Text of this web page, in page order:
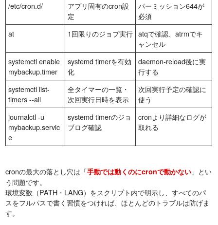
/etc/cron.d/
アプリ固有のcron設
定
パーミッション644が
必須
at
1回限りのジョブ実行 atqで確認、atrmでキ
ャンセル
systemctl enable
mybackup.timer
systemd timerを有効
化
daemon-reload後に実
行する
systemctl list-
timers --all
全タイマーの一覧・
次回実行日時を表示
次回実行予定の確認に
使う
journalctl -u
mybackup.servic
e
systemd timerのジョ
ブログ確認
cronより詳細なログが
取れる
cronの最大の落とし穴は「手動では動くのにcronで動かない 」とい
う問題です。
環境変数（PATH・LANG）をスクリプト内で明示し、すべてのパ
スをフルパスで書く習慣をつければ、ほとんどのトラブルは防げま
す。